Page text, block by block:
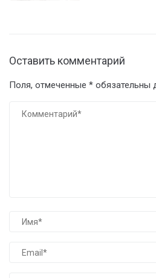
Оставить комментарий
Поля, отмеченные * обязательны